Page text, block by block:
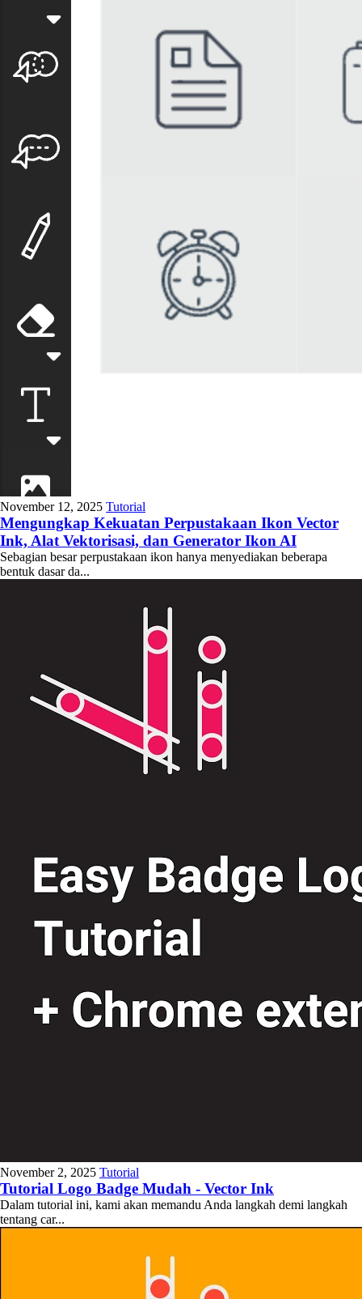
November 12, 2025 Tutorial
Mengungkap Kekuatan Perpustakaan Ikon Vector
Ink, Alat Vektorisasi, dan Generator Ikon AI
Sebagian besar perpustakaan ikon hanya menyediakan beberapa
bentuk dasar da...
November 2, 2025 Tutorial
Tutorial Logo Badge Mudah - Vector Ink
Dalam tutorial ini, kami akan memandu Anda langkah demi langkah
tentang car...